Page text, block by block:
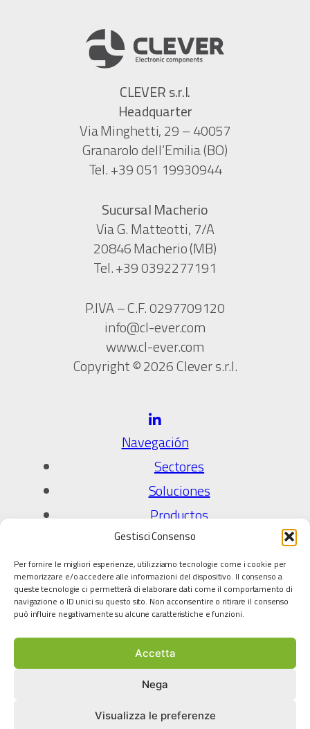
Gestisci Consenso
Per fornire le migliori esperienze, utilizziamo tecnologie come i cookie per
memorizzare e/o accedere alle informazioni del dispositivo. Il consenso a
queste tecnologie ci permetterà di elaborare dati come il comportamento di
navigazione o ID unici su questo sito. Non acconsentire o ritirare il consenso
può influire negativamente su alcune caratteristiche e funzioni.
Accetta
Nega
Visualizza le preferenze
CLEVER s.r.l.
Headquarter
Via Minghetti, 29 – 40057
Granarolo dell’Emilia (BO)
Tel. +39 051 19930944
Sucursal Macherio
Via G. Matteotti, 7/A
20846 Macherio (MB)
Tel. +39 0392277191
P.IVA – C.F. 0297709120
info@cl-ever.com
www.cl-ever.com
Copyright © 2026 Clever s.r.l.
Navegación
Sectores
Soluciones
Productos
Quiénes Somos
Politíca de Calidad
Legal
Política de privacidad
Cookie policy